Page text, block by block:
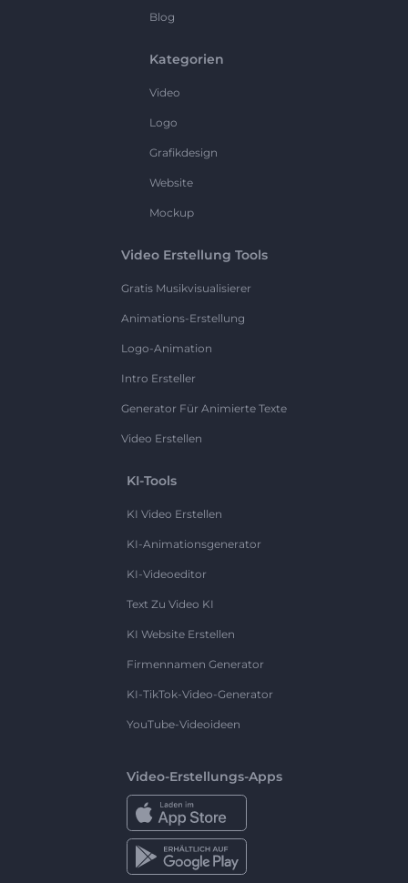
Blog
Kategorien
Video
Logo
Grafikdesign
Website
Mockup
Video Erstellung Tools
Gratis Musikvisualisierer
Animations-Erstellung
Logo-Animation
Intro Ersteller
Generator Für Animierte Texte
Video Erstellen
KI-Tools
KI Video Erstellen
KI-Animationsgenerator
KI-Videoeditor
Text Zu Video KI
KI Website Erstellen
Firmennamen Generator
KI-TikTok-Video-Generator
YouTube-Videoideen
Video-Erstellungs-Apps